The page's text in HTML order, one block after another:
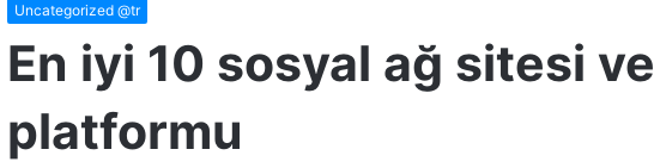
Uncategorized @tr
En iyi 10 sosyal ağ sitesi ve
platformu